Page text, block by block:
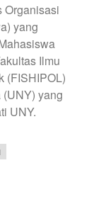
Organisasi
yang
Ilmu
(FISHIPOL)
yang
UNY.